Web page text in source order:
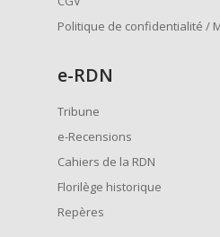
Politique de confidentialité /
e-RDN
Tribune
e-Recensions
Cahiers de la RDN
Florilège historique
Repères